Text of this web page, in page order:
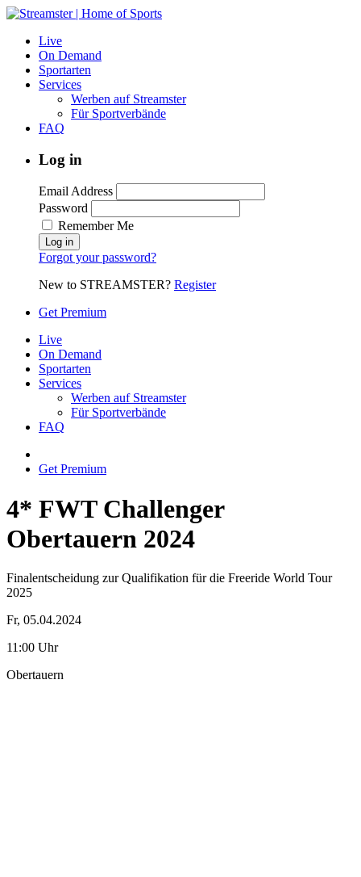
Live
On Demand
Sportarten
Services
Werben auf Streamster
Für Sportverbände
FAQ
Log in
Email Address
Password
Remember Me
Forgot your password?
New to STREAMSTER? Register
Get Premium
Live
On Demand
Sportarten
Services
Werben auf Streamster
Für Sportverbände
FAQ
Get Premium
4* FWT Challenger
Obertauern 2024
Finalentscheidung zur Qualifikation für die Freeride World Tour
2025
Fr, 05.04.2024
11:00 Uhr
Obertauern